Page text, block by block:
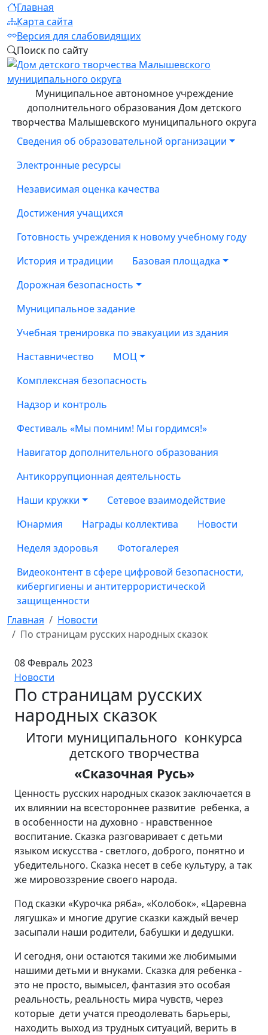
Главная
Карта сайта
Версия для слабовидящих
Поиск по сайту
Муниципальное автономное учреждение
дополнительного образования Дом детского
творчества Малышевского муниципального округа
Сведения об образовательной организации
Электронные ресурсы
Независимая оценка качества
Достижения учащихся
Готовность учреждения к новому учебному году
История и традиции
Базовая площадка
Дорожная безопасность
Муниципальное задание
Учебная тренировка по эвакуации из здания
Наставничество
МОЦ
Комплексная безопасность
Надзор и контроль
Фестиваль «Мы помним! Мы гордимся!»
Навигатор дополнительного образования
Антикоррупционная деятельность
Наши кружки
Сетевое взаимодействие
Юнармия
Награды коллектива
Новости
Неделя здоровья
Фотогалерея
Видеоконтент в сфере цифровой безопасности,
кибергигиены и антитеррористической
защищенности
Главная
Новости
По страницам русских народных сказок
08 Февраль 2023
Новости
По страницам русских
народных сказок
Итоги муниципального конкурса
детского творчества
«Сказочная Русь»
Ценность русских народных сказок заключается в
их влиянии на всестороннее развитие ребенка, а
в особенности на духовно - нравственное
воспитание. Сказка разговаривает с детьми
языком искусства - светлого, доброго, понятно и
убедительного. Сказка несет в себе культуру, а так
же мировоззрение своего народа.
Под сказки «Курочка ряба», «Колобок», «Царевна
лягушка» и многие другие сказки каждый вечер
засыпали наши родители, бабушки и дедушки.
И сегодня, они остаются такими же любимыми
нашими детьми и внуками. Сказка для ребенка -
это не просто, вымысел, фантазия это особая
реальность, реальность мира чувств, через
которые дети учатся преодолевать барьеры,
находить выход из трудных ситуаций, верить в